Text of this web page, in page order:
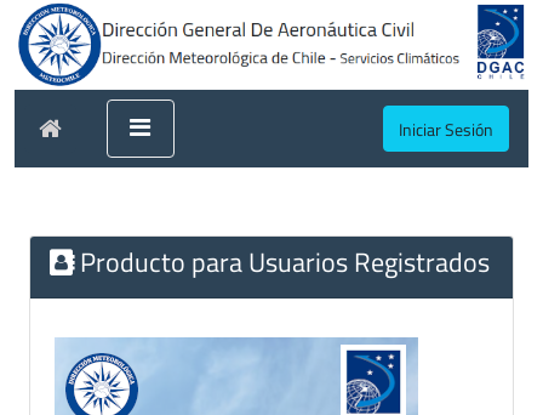
Iniciar Sesión
Producto para Usuarios Registrados